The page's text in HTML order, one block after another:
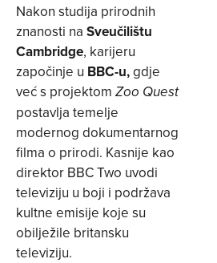
Nakon studija prirodnih
znanosti na Sveučilištu
Cambridge, karijeru
započinje u BBC-u,gdje
već s projektom Zoo Quest
postavlja temelje
modernog dokumentarnog
filma o prirodi. Kasnije kao
direktor BBC Two uvodi
televiziju u boji i podržava
kultne emisije koje su
obilježile britansku
televiziju.